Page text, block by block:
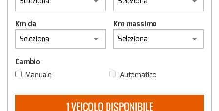
Km da Km massimo
Cambio
Manuale
Automatico
1 VEICOLO DISPONIBILE
seguito
descritte.
Per
ottenere
maggiori
informazioni
sull'utilità